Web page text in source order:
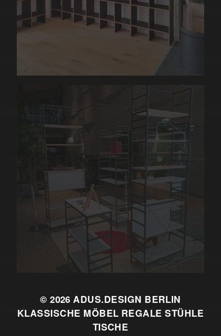
© 2026ADUS.DESIGN BERLIN
KLASSISCHE MÖBEL REGALE STÜHLE
TISCHE